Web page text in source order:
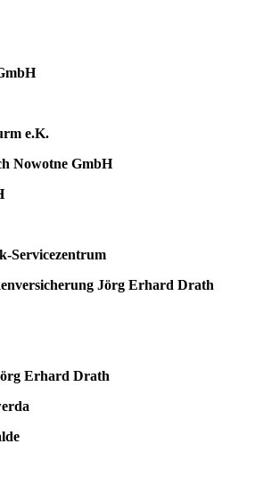
e.K.
Nowotne GmbH
Servicezentrum
Jörg Erhard Drath
Erhard Drath